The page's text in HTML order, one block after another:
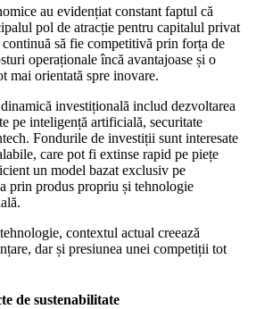
au evidențiat constant faptul că
pol de atracție pentru capitalul privat
să fie competitivă prin forța de
operaționale încă avantajoase și o
mai orientată spre inovare.
investițională includ dezvoltarea
pe inteligență artificială, securitate
Fondurile de investiții sunt interesate
care pot fi extinse rapid pe piețe
un model bazat exclusiv pe
prin produs propriu și tehnologie
contextul actual creează
dar și presiunea unei competiții tot
de sustenabilitate